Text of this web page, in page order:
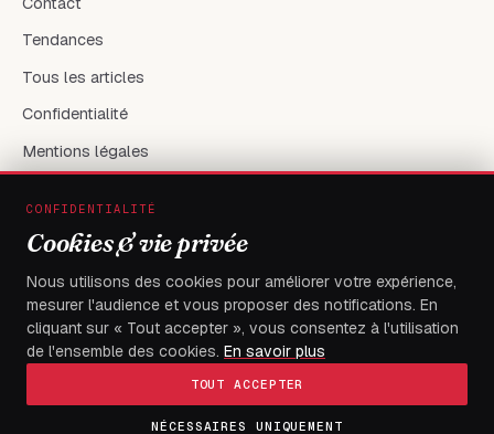
Tendances
Tous les articles
Confidentialité
Mentions légales
X / Twitter
flambeaudesdemocrates@gmail.com
CONFIDENTIALITÉ
Cookies & vie privée
Nous utilisons des cookies pour améliorer votre expérience,
mesurer l'audience et vous proposer des notifications. En
cliquant sur « Tout accepter », vous consentez à l'utilisation
de l'ensemble des cookies. En savoir plus
TOUT ACCEPTER
NÉCESSAIRES UNIQUEMENT